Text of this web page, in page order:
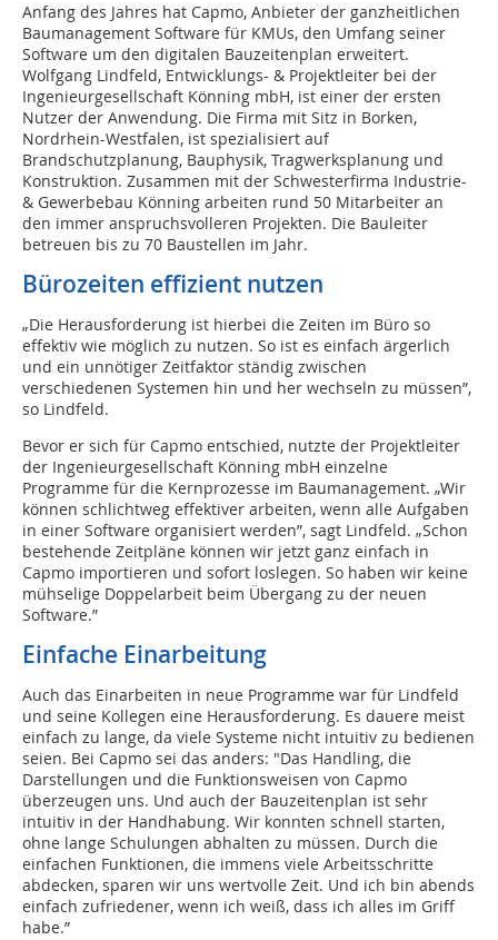
Anfang des Jahres hat Capmo, Anbieter der ganzheitlichen
Baumanagement Software für KMUs, den Umfang seiner
Software um den digitalen Bauzeitenplan erweitert.
Wolfgang Lindfeld, Entwicklungs- & Projektleiter bei der
Ingenieurgesellschaft Könning mbH, ist einer der ersten
Nutzer der Anwendung. Die Firma mit Sitz in Borken,
Nordrhein-Westfalen, ist spezialisiert auf
Brandschutzplanung, Bauphysik, Tragwerksplanung und
Konstruktion. Zusammen mit der Schwesterfirma Industrie-
& Gewerbebau Könning arbeiten rund 50 Mitarbeiter an
den immer anspruchsvolleren Projekten. Die Bauleiter
betreuen bis zu 70 Baustellen im Jahr.
Bürozeiten effizient nutzen
„Die Herausforderung ist hierbei die Zeiten im Büro so
effektiv wie möglich zu nutzen. So ist es einfach ärgerlich
und ein unnötiger Zeitfaktor ständig zwischen
verschiedenen Systemen hin und her wechseln zu müssen”,
so Lindfeld.
Bevor er sich für Capmo entschied, nutzte der Projektleiter
der Ingenieurgesellschaft Könning mbH einzelne
Programme für die Kernprozesse im Baumanagement. „Wir
können schlichtweg effektiver arbeiten, wenn alle Aufgaben
in einer Software organisiert werden”, sagt Lindfeld. „Schon
bestehende Zeitpläne können wir jetzt ganz einfach in
Capmo importieren und sofort loslegen. So haben wir keine
mühselige Doppelarbeit beim Übergang zu der neuen
Software.”
Einfache Einarbeitung
Auch das Einarbeiten in neue Programme war für Lindfeld
und seine Kollegen eine Herausforderung. Es dauere meist
einfach zu lange, da viele Systeme nicht intuitiv zu bedienen
seien. Bei Capmo sei das anders: "Das Handling, die
Darstellungen und die Funktionsweisen von Capmo
überzeugen uns. Und auch der Bauzeitenplan ist sehr
intuitiv in der Handhabung. Wir konnten schnell starten,
ohne lange Schulungen abhalten zu müssen. Durch die
einfachen Funktionen, die immens viele Arbeitsschritte
abdecken, sparen wir uns wertvolle Zeit. Und ich bin abends
einfach zufriedener, wenn ich weiß, dass ich alles im Griff
habe.”